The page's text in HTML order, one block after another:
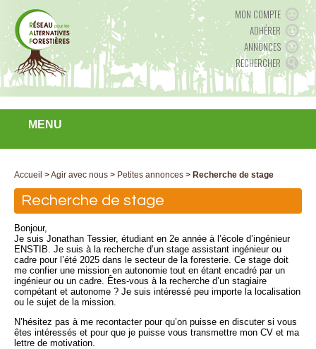
MON COMPTE
ADHÉRER
ANNONCES
RECHERCHER
MENU
Accueil >Agir avec nous > Petites annonces > Recherche de stage
Recherche de stage
Bonjour,
Je suis Jonathan Tessier, étudiant en 2e année à l’école d’ingénieur
ENSTIB. Je suis à la recherche d’un stage assistant ingénieur ou
cadre pour l’été 2025 dans le secteur de la foresterie. Ce stage doit
me confier une mission en autonomie tout en étant encadré par un
ingénieur ou un cadre. Êtes-vous à la recherche d’un stagiaire
compétant et autonome ? Je suis intéressé peu importe la localisation
ou le sujet de la mission.
N’hésitez pas à me recontacter pour qu’on puisse en discuter si vous
êtes intéressés et pour que je puisse vous transmettre mon CV et ma
lettre de motivation.